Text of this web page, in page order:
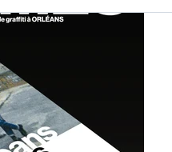
🏛 Histoire du Graffiti